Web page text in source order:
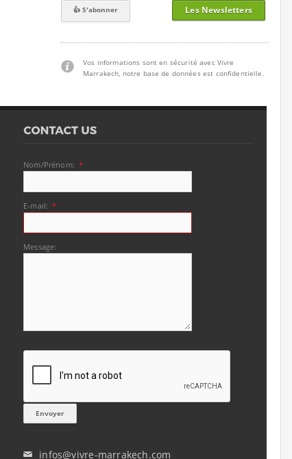
Les Newsletters
Vos informations sont en sécurité avec Vivre
Marrakech, notre base de données est confidentielle.
Nom/Prénom: *
E-mail: *
Message:
✉ infos@vivre-marrakech.com